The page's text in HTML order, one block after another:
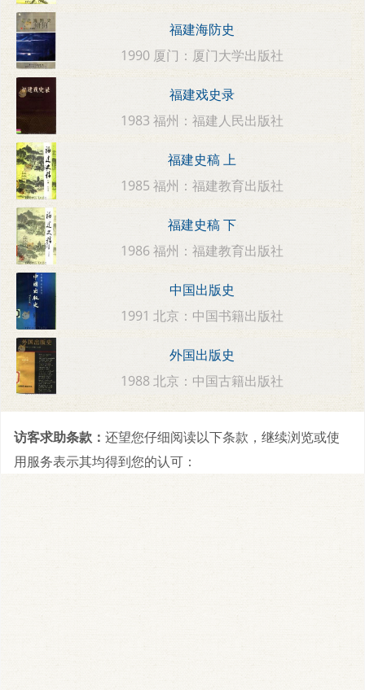
福建海防史
1990 厦门：厦门大学出版社
福建戏史录
1983 福州：福建人民出版社
福建史稿 上
1985 福州：福建教育出版社
福建史稿 下
1986 福州：福建教育出版社
中国出版史
1991 北京：中国书籍出版社
外国出版史
1988 北京：中国古籍出版社
访客求助条款： 还望您仔细阅读以下条款，继续浏览或使
用服务表示其均得到您的认可：